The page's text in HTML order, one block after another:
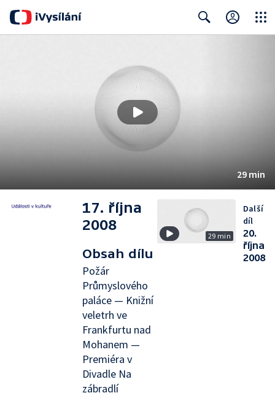
29 min
17. října
2008
Obsah dílu
Požár
Průmyslového
paláce — Knižní
veletrh ve
Frankfurtu nad
Mohanem —
Premiéra v
Divadle Na
zábradlí
29 min
Další
díl
20.
října
2008